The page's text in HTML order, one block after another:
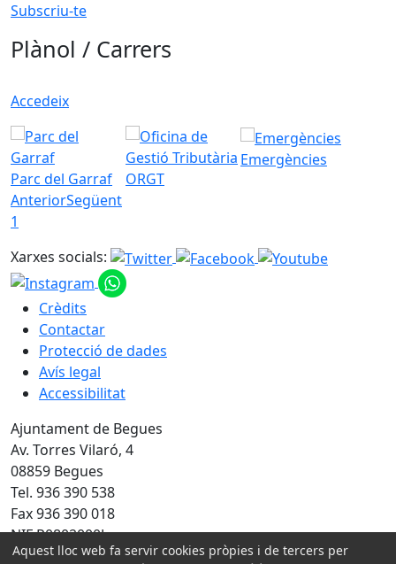
Subscriu-te
Plànol / Carrers
Accedeix
Parc del Garraf ORGT
Emergències
AnteriorSegüent
1
Xarxes socials:
Crèdits
Contactar
Protecció de dades
Avís legal
Accessibilitat
Ajuntament de Begues
Av. Torres Vilaró, 4
08859 Begues
Tel. 936 390 538
Fax 936 390 018
NIF P0802000J
Aquest lloc web fa servir cookies pròpies i de tercers per